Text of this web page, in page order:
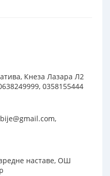
Кнеза Лазара Л2
0358155444
наставе, ОШ